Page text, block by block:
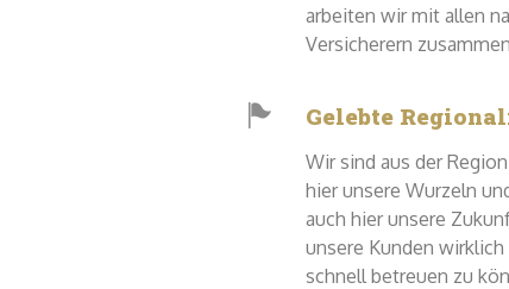
arbeiten wir mit allen
Versicherern
Gelebte
Wir sind aus der
hier unsere Wurzeln
auch hier unsere
unsere Kunden
schnell betreuen zu